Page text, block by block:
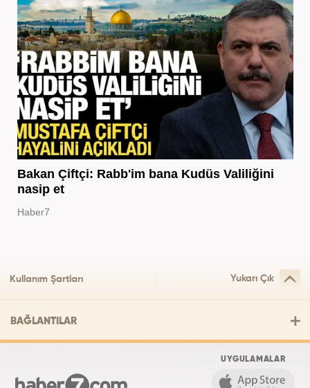
Bakan Çiftçi: Rabb'im bana Kudüs Valiliğini
nasip et
Haber7
Kullanım Şartları Yukarı Çık
BAĞLANTILAR
UYGULAMALAR